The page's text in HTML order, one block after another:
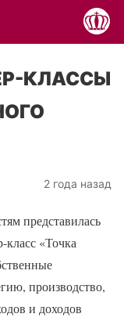
КЛАССЫ
2 года назад
представилась
класс «Точка
производство,
и доходов